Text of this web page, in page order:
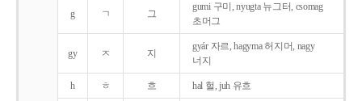
g ㄱ 그
gumi 구미, nyugta 뉴그터, csomag
초머그
gy ㅈ 지
gyár 자르, hagyma 허지머, nagy
너지
h ㅎ 흐 hal 헐, juh 유흐